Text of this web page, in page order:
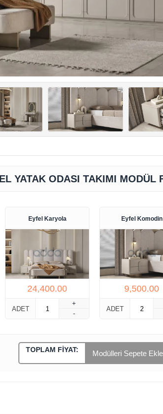
YATAK ODASI TAKIMI MODÜL
Eyfel Karyola
24,400.00
ADET
+
-
Eyfel Komodin
9,500.00
ADET
TOPLAM FIYAT: Modülleri Sepete Ekle